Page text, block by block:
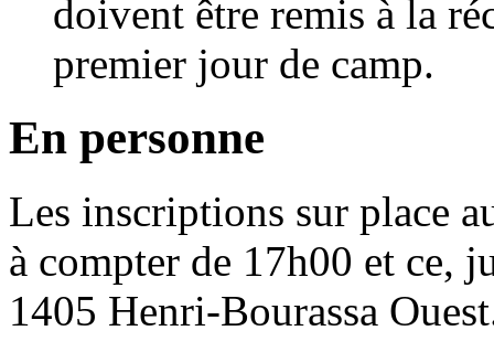
doivent être remis à la
premier jour de camp.
En personne
Les inscriptions sur place
à compter de 17h00 et ce,
1405 Henri-Bourassa